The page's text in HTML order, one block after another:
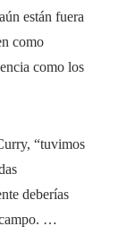
están fuera
como
como los
“tuvimos
deberías
…